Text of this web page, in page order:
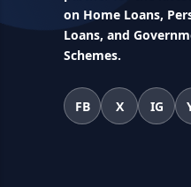
on Home Loans,
Loans, and
Schemes.
FB X IG